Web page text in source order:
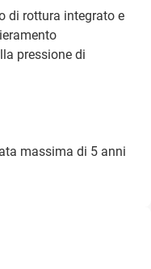
di rottura integrato e
pressione di
massima di 5 anni